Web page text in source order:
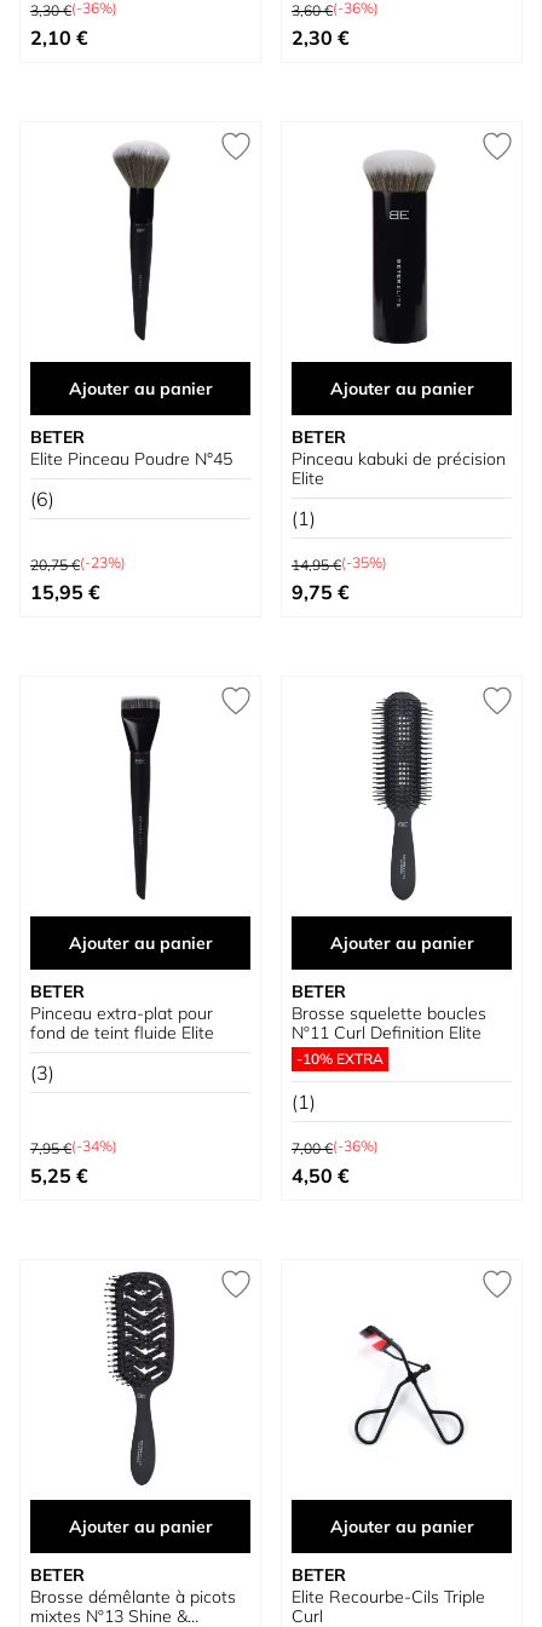
3,30 €(-36%)
Prix spécial
2,10 €
3,60 €(-36%)
Prix spécial
2,30 €
Ajouter au panier
BETER
Elite Pinceau Poudre N°45
(6)
Prix normal
20,75 €(-23%)
Prix spécial
15,95 €
Ajouter au panier
BETER
Pinceau kabuki de précision
Elite
(1)
Prix normal
14,95 €(-35%)
Prix spécial
9,75 €
Ajouter au panier
BETER
Pinceau extra-plat pour
fond de teint fluide Elite
(3)
Prix normal
7,95 €(-34%)
Prix spécial
5,25 €
Ajouter au panier
BETER
Brosse squelette boucles
Nº11 Curl Definition Elite
-10% EXTRA
(1)
Prix normal
7,00 €(-36%)
Prix spécial
4,50 €
Ajouter au panier
BETER
Brosse démêlante à picots
mixtes Nº13 Shine &
Ajouter au panier
BETER
Elite Recourbe-Cils Triple
Curl